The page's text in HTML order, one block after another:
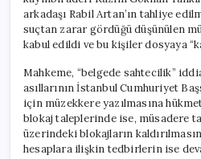
arkadaşı Rabil Artan’ın tahliye
suçtan zarar gördüğü düşünülen
kabul edildi ve bu kişiler dosyaya
Mahkeme, “belgede sahtecilik”
asıllarının İstanbul Cumhuriyet
için müzekkere yazılmasına
blokaj taleplerinde ise, müsadere
üzerindeki blokajların
hesaplara ilişkin tedbirlerin ise